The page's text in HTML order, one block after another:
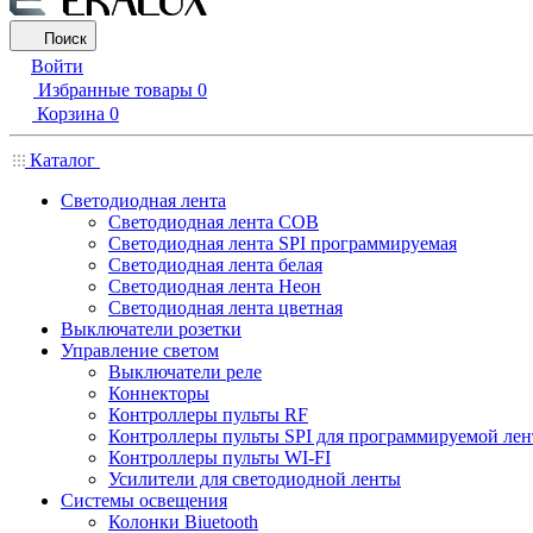
Поиск
Войти
Избранные товары 0
Корзина 0
Каталог
Светодиодная лента
Светодиодная лента COB
Светодиодная лента SPI программируемая
Светодиодная лента белая
Светодиодная лента Неон
Светодиодная лента цветная
Выключатели розетки
Управление светом
Выключатели реле
Коннекторы
Контроллеры пульты RF
Контроллеры пульты SPI для программируемой
Контроллеры пульты WI-FI
Усилители для светодиодной ленты
Системы освещения
Колонки Biuetooth